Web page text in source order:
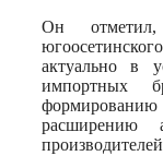
Он отметил,
актуально в
импортных
расширению